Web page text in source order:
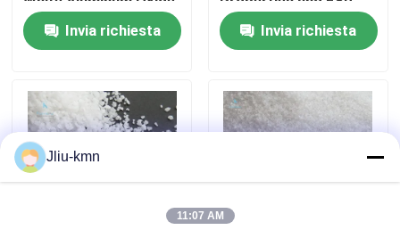
Notizie
Casi
VR
Ossido di alluminio fuso
10 Mosh Hardness
3.97 G/cm3Invia richiesta
Abrasive Grain Sizes
Invia richiesta
Jliu-kmn
11:07 AM